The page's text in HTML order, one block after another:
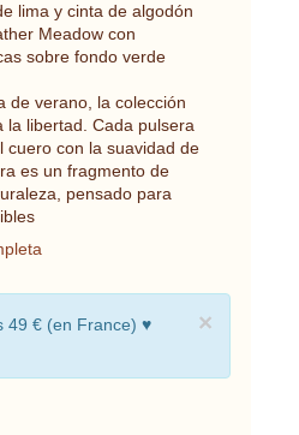
lima y cinta de algodón
Meadow con
sobre fondo verde
de verano, la colección
la libertad. Cada pulsera
cuero con la suavidad de
es un fragmento de
pensado para
×
49 € (en France) ♥